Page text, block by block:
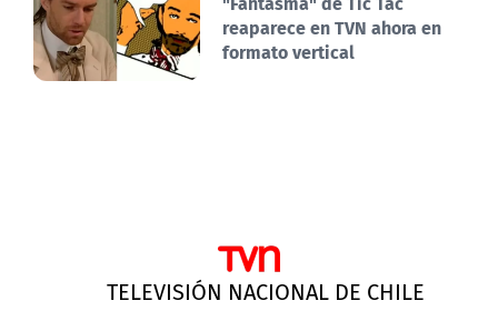
reaparece en TVN ahora en
formato vertical
TELEVISIÓN NACIONAL DE CHILE